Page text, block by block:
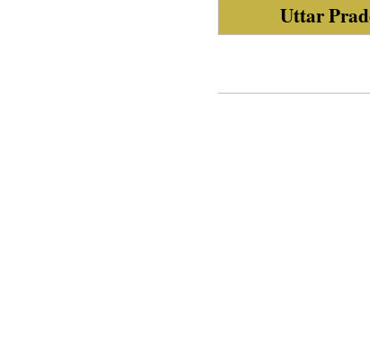
Uttar